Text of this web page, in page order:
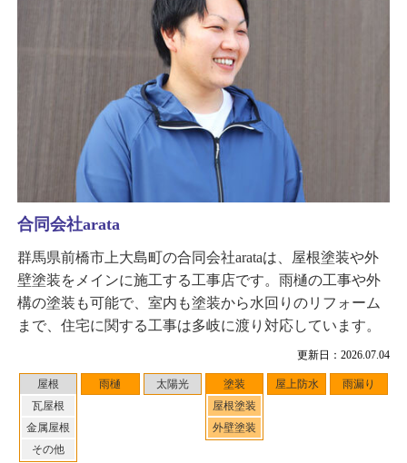
更新日：2026.07.04
屋根
瓦屋根
金属屋根
その他
雨樋 太陽光
塗装
屋根塗装
外壁塗装
屋上防水 雨漏り
合同会社arata
群馬県前橋市上大島町の合同会社arataは、屋根塗装や外
壁塗装をメインに施工する工事店です。雨樋の工事や外
構の塗装も可能で、室内も塗装から水回りのリフォーム
まで、住宅に関する工事は多岐に渡り対応しています。